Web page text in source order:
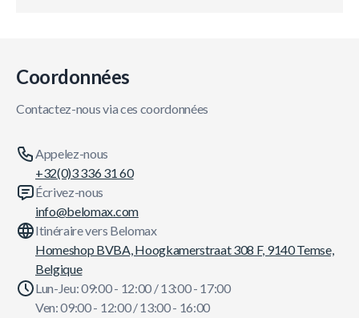
Coordonnées
Contactez-nous via ces coordonnées
Appelez-nous
+32(0)3 336 31 60
Écrivez-nous
info@belomax.com
Itinéraire vers Belomax
Homeshop BVBA, Hoogkamerstraat 308 F, 9140 Temse,
Belgique
Lun-Jeu: 09:00 - 12:00 / 13:00 - 17:00
Ven: 09:00 - 12:00 / 13:00 - 16:00